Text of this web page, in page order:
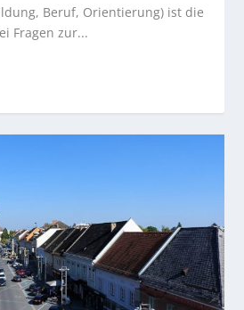
Beruf, Orientierung) ist die
Fragen zur...